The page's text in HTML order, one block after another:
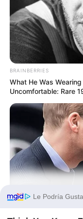
y datos
Para ofrecer las
tecnologías como
acceder a la
procesar datos
Tu mensaje
BRAINBERRIES
What He Was
Uncomfortable: Rare